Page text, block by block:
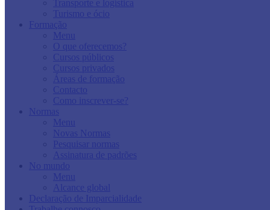
Transporte e logística
Turismo e ócio
Formação
Menu
O que oferecemos?
Cursos públicos
Cursos privados
Áreas de formação
Contacto
Como inscrever-se?
Normas
Menu
Novas Normas
Pesquisar normas
Assinatura de padrões
No mundo
Menu
Alcance global
Declaração de Imparcialidade